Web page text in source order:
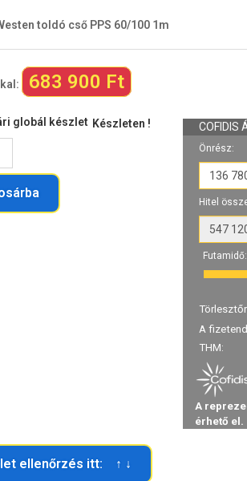
toldó cső PPS 60/100 1m
683 900 Ft
Készleten !
Készlet ellenőrzés itt: ↑ ↓